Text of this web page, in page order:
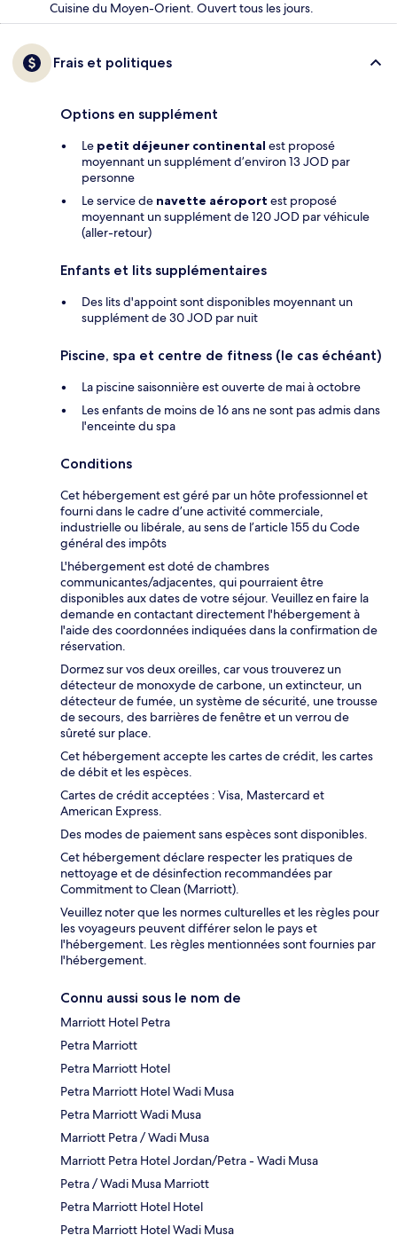
Cuisine du Moyen-Orient. Ouvert tous les jours.
Frais et politiques
Options en supplément
Le petit déjeuner continental est proposé
moyennant un supplément d’environ 13 JOD par
personne
Le service de navette aéroport est proposé
moyennant un supplément de 120 JOD par véhicule
(aller-retour)
Enfants et lits supplémentaires
Des lits d'appoint sont disponibles moyennant un
supplément de 30 JOD par nuit
Piscine, spa et centre de fitness (le cas échéant)
La piscine saisonnière est ouverte de mai à octobre
Les enfants de moins de 16 ans ne sont pas admis dans
l'enceinte du spa
Conditions
Cet hébergement est géré par un hôte professionnel et
fourni dans le cadre d’une activité commerciale,
industrielle ou libérale, au sens de l’article 155 du Code
général des impôts
L'hébergement est doté de chambres
communicantes/adjacentes, qui pourraient être
disponibles aux dates de votre séjour. Veuillez en faire la
demande en contactant directement l'hébergement à
l'aide des coordonnées indiquées dans la confirmation de
réservation.
Dormez sur vos deux oreilles, car vous trouverez un
détecteur de monoxyde de carbone, un extincteur, un
détecteur de fumée, un système de sécurité, une trousse
de secours, des barrières de fenêtre et un verrou de
sûreté sur place.
Cet hébergement accepte les cartes de crédit, les cartes
de débit et les espèces.
Cartes de crédit acceptées : Visa, Mastercard et
American Express.
Des modes de paiement sans espèces sont disponibles.
Cet hébergement déclare respecter les pratiques de
nettoyage et de désinfection recommandées par
Commitment to Clean (Marriott).
Veuillez noter que les normes culturelles et les règles pour
les voyageurs peuvent différer selon le pays et
l'hébergement. Les règles mentionnées sont fournies par
l'hébergement.
Connu aussi sous le nom de
Marriott Hotel Petra
Petra Marriott
Petra Marriott Hotel
Petra Marriott Hotel Wadi Musa
Petra Marriott Wadi Musa
Marriott Petra / Wadi Musa
Marriott Petra Hotel Jordan/Petra - Wadi Musa
Petra / Wadi Musa Marriott
Petra Marriott Hotel Hotel
Petra Marriott Hotel Wadi Musa